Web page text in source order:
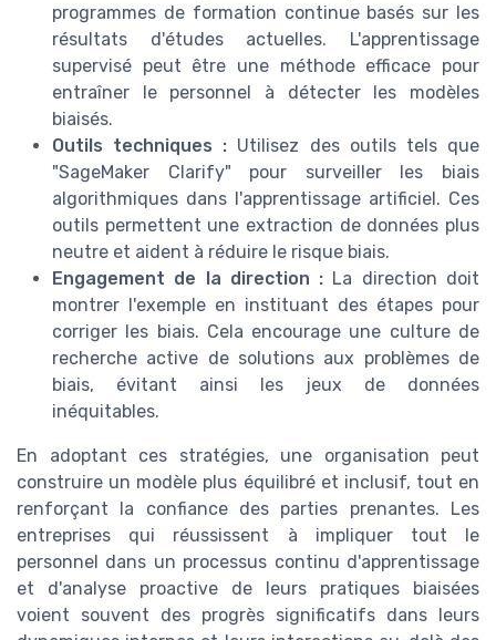
programmes de formation continue basés sur les
résultats d'études actuelles. L'apprentissage
supervisé peut être une méthode efficace pour
entraîner le personnel à détecter les modèles
biaisés.
Outils techniques : Utilisez des outils tels que
"SageMaker Clarify" pour surveiller les biais
algorithmiques dans l'apprentissage artificiel. Ces
outils permettent une extraction de données plus
neutre et aident à réduire le risque biais.
Engagement de la direction : La direction doit
montrer l'exemple en instituant des étapes pour
corriger les biais. Cela encourage une culture de
recherche active de solutions aux problèmes de
biais, évitant ainsi les jeux de données
inéquitables.
En adoptant ces stratégies, une organisation peut
construire un modèle plus équilibré et inclusif, tout en
renforçant la confiance des parties prenantes. Les
entreprises qui réussissent à impliquer tout le
personnel dans un processus continu d'apprentissage
et d'analyse proactive de leurs pratiques biaisées
voient souvent des progrès significatifs dans leurs